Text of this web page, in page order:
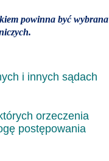
powinna być wybrana
i innych sądach
orzeczenia
postępowania